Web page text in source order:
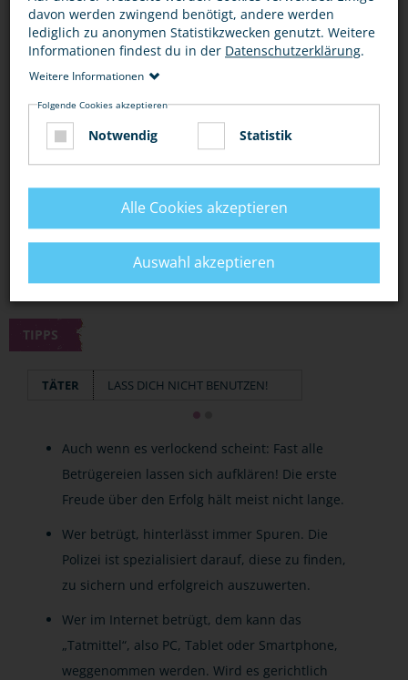
BEWERTUNG
TIPPS
TÄTER LASS DICH NICHT BENUTZEN!
Auch wenn es verlockend scheint: Fast alle
Betrügereien lassen sich aufklären! Die erste
Freude über den Erfolg hält meist nicht lange.
Wer betrügt, hinterlässt immer Spuren. Die
Polizei ist spezialisiert darauf, diese zu finden,
zu sichern und erfolgreich auszuwerten.
Wer im Internet betrügt, dem kann das
„Tatmittel“, also PC, Tablet oder Smartphone,
weggenommen werden. Wird es gerichtlich
davon werden zwingend benötigt, andere werden
lediglich zu anonymen Statistikzwecken genutzt. Weitere
Informationen findest du in der Datenschutzerklärung.
Weitere Informationen
Folgende Cookies akzeptieren
Notwendig Statistik
Alle Cookies akzeptieren
Auswahl akzeptieren